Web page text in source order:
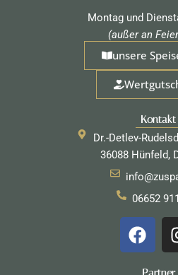
Montag und
(außer an
unsere
Kontakt
Dr.-Detlev-
36088 Hünfeld,
06652
F
a
c